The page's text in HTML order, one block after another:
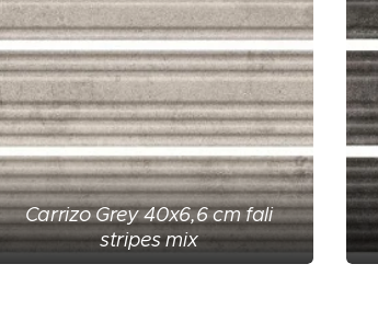
Carrizo Grey 40x6,6 cm fali
stripes mix